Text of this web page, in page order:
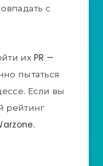
с
их PR —
пытаться
Если вы
рейтинг